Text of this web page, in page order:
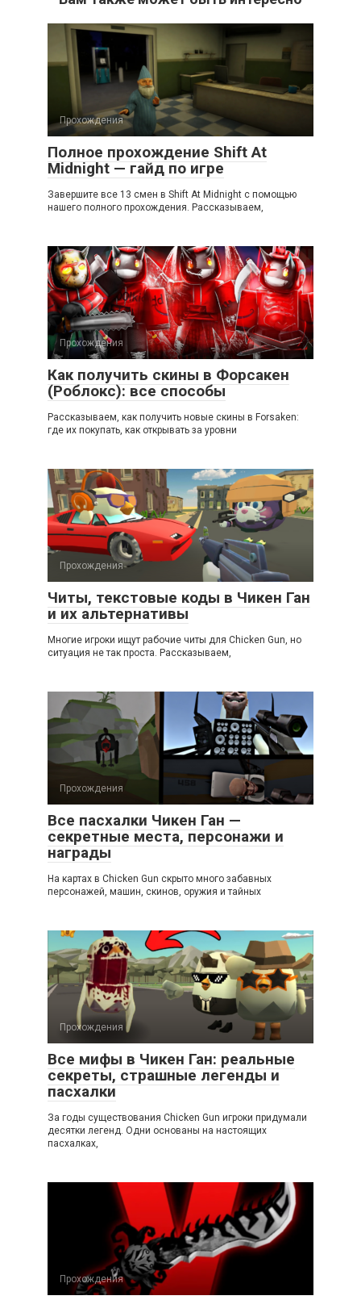
Прохождения
Полное прохождение Shift At
Midnight — гайд по игре
Завершите все 13 смен в Shift At Midnight с помощью
нашего полного прохождения. Рассказываем,
Прохождения
Как получить скины в Форсакен
(Роблокс): все способы
Рассказываем, как получить новые скины в Forsaken:
где их покупать, как открывать за уровни
Прохождения
Читы, текстовые коды в Чикен Ган
и их альтернативы
Многие игроки ищут рабочие читы для Chicken Gun, но
ситуация не так проста. Рассказываем,
Прохождения
Все пасхалки Чикен Ган —
секретные места, персонажи и
награды
На картах в Chicken Gun скрыто много забавных
персонажей, машин, скинов, оружия и тайных
Прохождения
Все мифы в Чикен Ган: реальные
секреты, страшные легенды и
пасхалки
За годы существования Chicken Gun игроки придумали
десятки легенд. Одни основаны на настоящих
пасхалках,
Прохождения